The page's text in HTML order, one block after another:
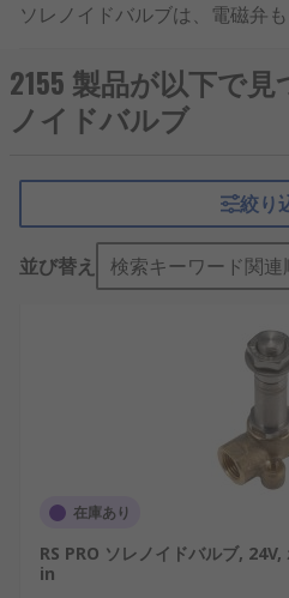
ソレノイドバルブは、電磁弁
体で駆動する空気圧 / 油圧シス
されています。通常、ステン
ム、黄銅、プラスチックのよう
ソレノイドバルブ
ソレノイドバルブは、ソレノイ
し、電流を切ると離れる原理
ブ）を開閉する仕組みになって
ソレノイドバルブの
ソレノイドバルブは、電気を
とで、流体（油圧、空圧、水
流体駆動システム(空気圧 / 油
2155 製品が以下で
ノイドバルブ
絞り
並び替え 検索キーワード関連
在庫あり
RS PRO ソレノイドバルブ,
in